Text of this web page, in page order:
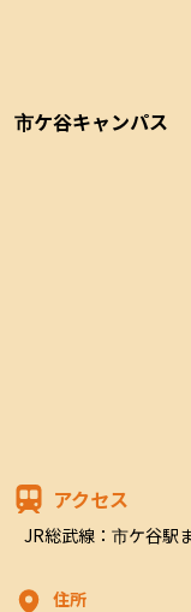
市ケ谷キャンパス
アクセス
JR総武線：市ケ谷駅
住所